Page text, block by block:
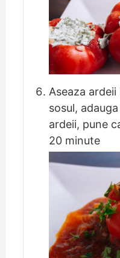
Aseaza
sosul,
ardeii, pune
20 minute